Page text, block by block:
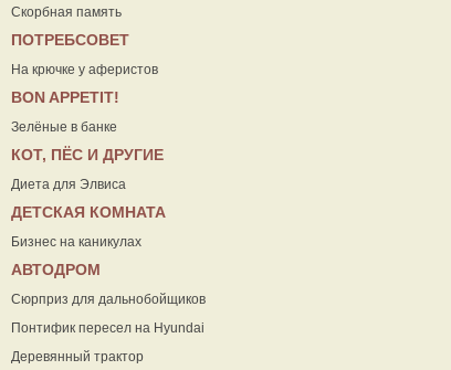
Скорбная память
ПОТРЕБСОВЕТ
На крючке у аферистов
ВON APPETIT!
Зелёные в банке
КОТ, ПЁС И ДРУГИЕ
Диета для Элвиса
ДЕТСКАЯ КОМНАТА
Бизнес на каникулах
АВТОДРОМ
Сюрприз для дальнобойщиков
Понтифик пересел на Hyundai
Деревянный трактор